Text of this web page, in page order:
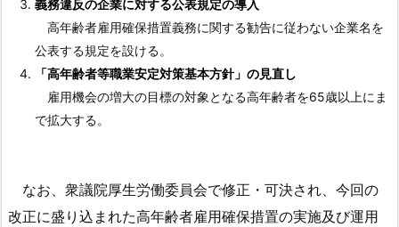
義務違反の企業に対する公表規定の導入
高年齢者雇用確保措置義務に関する勧告に従わない企業名を
公表する規定を設ける。
「高年齢者等職業安定対策基本方針」の見直し
雇用機会の増大の目標の対象となる高年齢者を65歳以上にま
で拡大する。
なお、衆議院厚生労働委員会で修正・可決され、今回の
改正に盛り込まれた高年齢者雇用確保措置の実施及び運用